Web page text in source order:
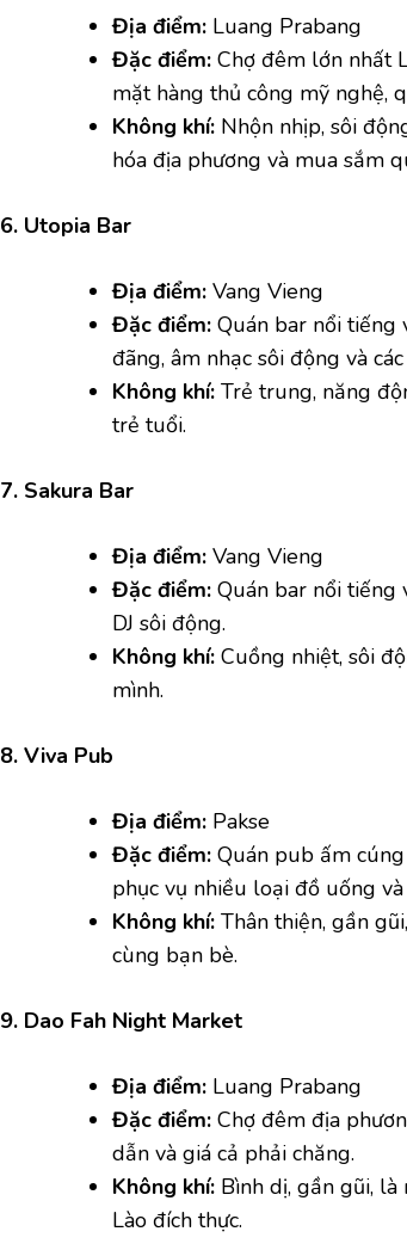
Địa điểm: Luang Prabang
Đặc điểm: Chợ đêm lớn nhất
mặt hàng thủ công mỹ nghệ,
Không khí: Nhộn nhịp, sôi
hóa địa phương và mua sắm
6. Utopia Bar
Địa điểm: Vang Vieng
Đặc điểm: Quán bar nổi tiếng
đãng, âm nhạc sôi động và
Không khí: Trẻ trung, năng
trẻ tuổi.
7. Sakura Bar
Địa điểm: Vang Vieng
Đặc điểm: Quán bar nổi tiếng
DJ sôi động.
Không khí: Cuồng nhiệt, sôi
mình.
8. Viva Pub
Địa điểm: Pakse
Đặc điểm: Quán pub ấm
phục vụ nhiều loại đồ uống và
Không khí: Thân thiện, gần
cùng bạn bè.
9. Dao Fah Night Market
Địa điểm: Luang Prabang
Đặc điểm: Chợ đêm địa
dẫn và giá cả phải chăng.
Không khí: Bình dị, gần gũi,
Lào đích thực.